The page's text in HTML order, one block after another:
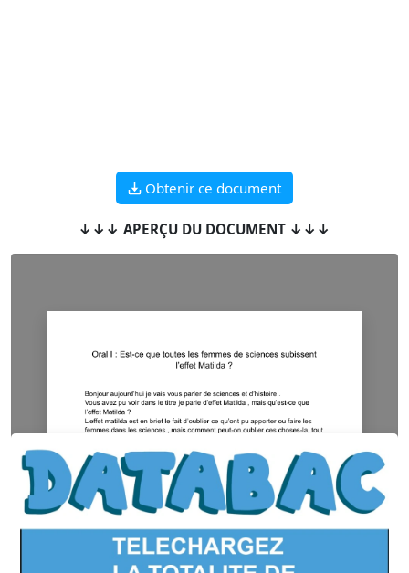
Obtenir ce document
↓↓↓ APERÇU DU DOCUMENT ↓↓↓